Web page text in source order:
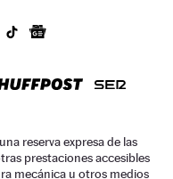
reserva expresa de las
prestaciones accesibles
mecánica u otros medios